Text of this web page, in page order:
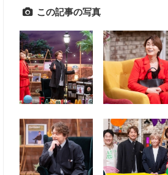
この記事の写真